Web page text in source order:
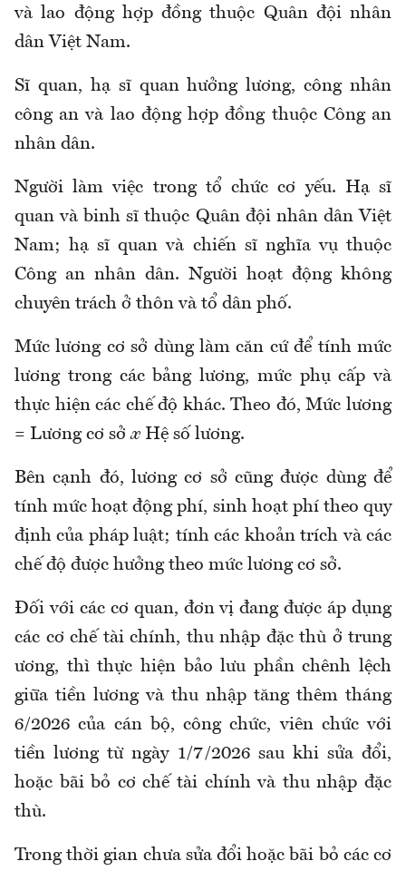
và lao động hợp đồng thuộc Quân đội nhân
dân Việt Nam.
Sĩ quan, hạ sĩ quan hưởng lương, công nhân
công an và lao động hợp đồng thuộc Công an
nhân dân.
Người làm việc trong tổ chức cơ yếu. Hạ sĩ
quan và binh sĩ thuộc Quân đội nhân dân Việt
Nam; hạ sĩ quan và chiến sĩ nghĩa vụ thuộc
Công an nhân dân. Người hoạt động không
chuyên trách ở thôn và tổ dân phố.
Mứclương cơ sở dùng làm căn cứđể tính mức
lương trong các bảng lương, mức phụ cấp và
thực hiện các chế độ khác. Theo đó, Mức lương
= Lương cơ sởx Hệ số lương.
Bên cạnh đó, lương cơ sở cũng được dùng để
tínhmức hoạt động phí, sinh hoạt phí theo quy
định của pháp luật; tính các khoản trích và các
chế độ được hưởng theo mức lương cơ sở.
Đối với các cơ quan, đơn vị đang được áp dụng
các cơ chế tài chính, thu nhập đặc thù ở trung
ương, thìthực hiện bảo lưu phần chênh lệch
giữa tiền lương và thu nhập tăng thêm tháng
6/2026 của cán bộ, công chức, viên chức với
tiền lương từ ngày 1/7/2026 sau khi sửa đổi,
hoặc bãi bỏ cơ chế tài chính và thu nhập đặc
thù.
Trong thời gian chưa sửa đổi hoặc bãi bỏ các cơ